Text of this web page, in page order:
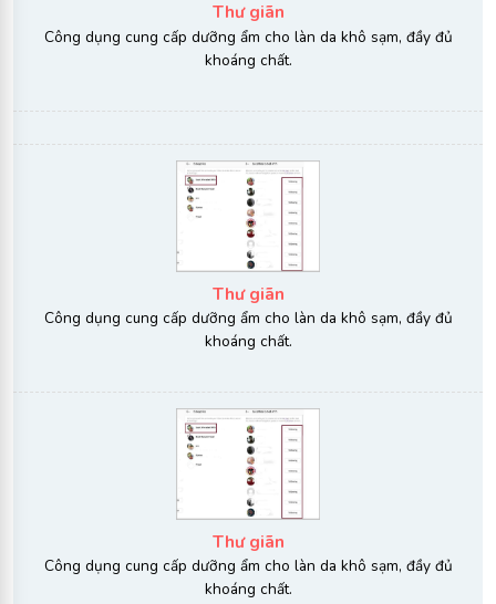
Thư giãn
Công dụng cung cấp dưỡng ẩm cho làn da khô sạm, đầy đủ
khoáng chất.
Thư giãn
Công dụng cung cấp dưỡng ẩm cho làn da khô sạm, đầy đủ
khoáng chất.
Thư giãn
Công dụng cung cấp dưỡng ẩm cho làn da khô sạm, đầy đủ
khoáng chất.